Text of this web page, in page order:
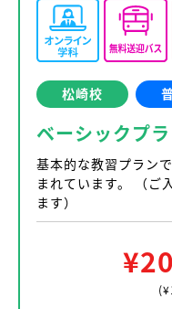
松崎校
ベーシックプ
基本的な教習プラン
まれています。 （ご
ます）